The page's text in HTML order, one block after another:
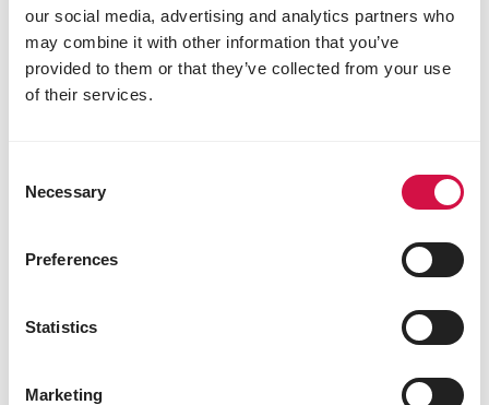
our social media, advertising and analytics partners who
may combine it with other information that you’ve
provided to them or that they’ve collected from your use
of their services.
Selection
Necessary
Preferences
Statistics
Marketing
Partagez cet article
Partagez sur
Partagez